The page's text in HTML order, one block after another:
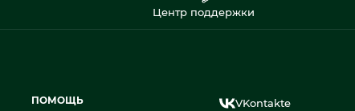
Центр поддержки
ПОМОЩЬ VKontakte